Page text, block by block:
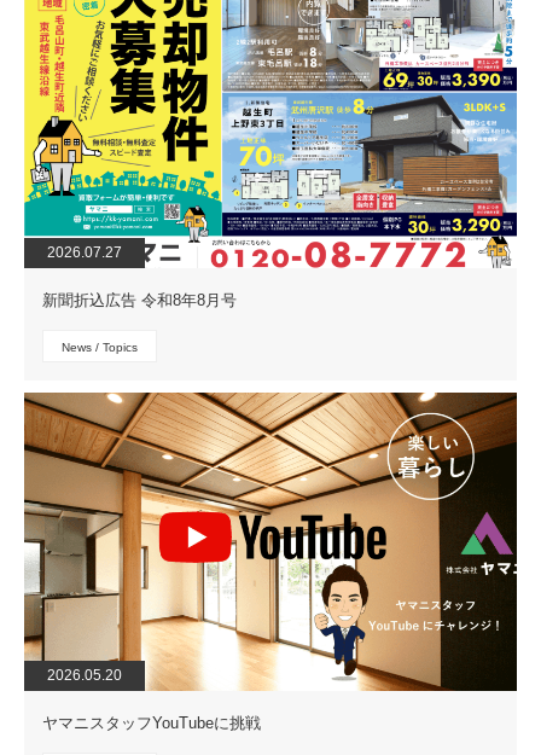
2026.07.27
新聞折込広告 令和8年8月号
News / Topics
2026.05.20
ヤマニスタッフYouTubeに挑戦